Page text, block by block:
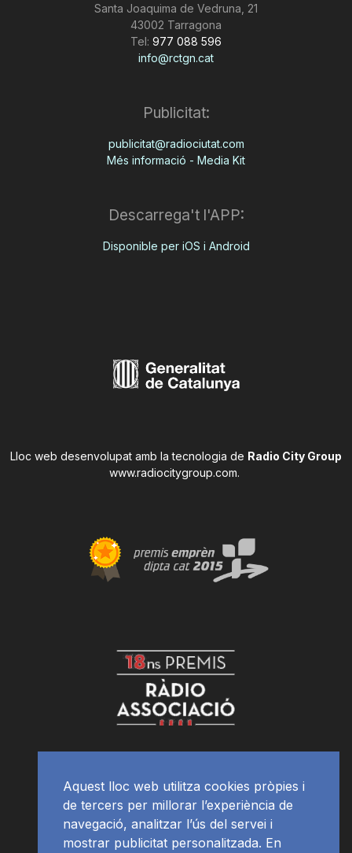
Santa Joaquima de Vedruna, 21
43002 Tarragona
Tel: 977 088 596
info@rctgn.cat
Publicitat:
publicitat@radiociutat.com
Més informació - Media Kit
Descarrega't l'APP:
Disponible per iOS i Android
Lloc web desenvolupat amb la tecnologia de Radio City Group
www.radiocitygroup.com.
Aquest lloc web utilitza cookies pròpies i
de tercers per millorar l’experiència de
navegació, analitzar l’ús del servei i
mostrar publicitat personalitzada. En